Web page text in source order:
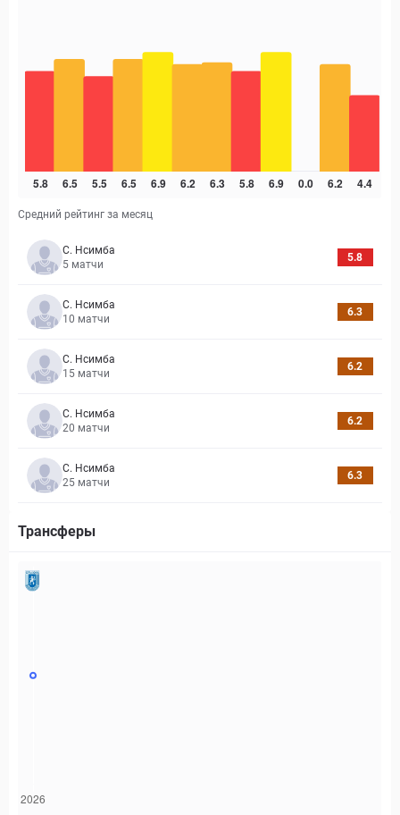
Средний рейтинг за месяц
С. Нсимба
5 матчи
5.8
С. Нсимба
10 матчи
6.3
С. Нсимба
15 матчи
6.2
С. Нсимба
20 матчи
6.2
С. Нсимба
25 матчи
6.3
Трансферы